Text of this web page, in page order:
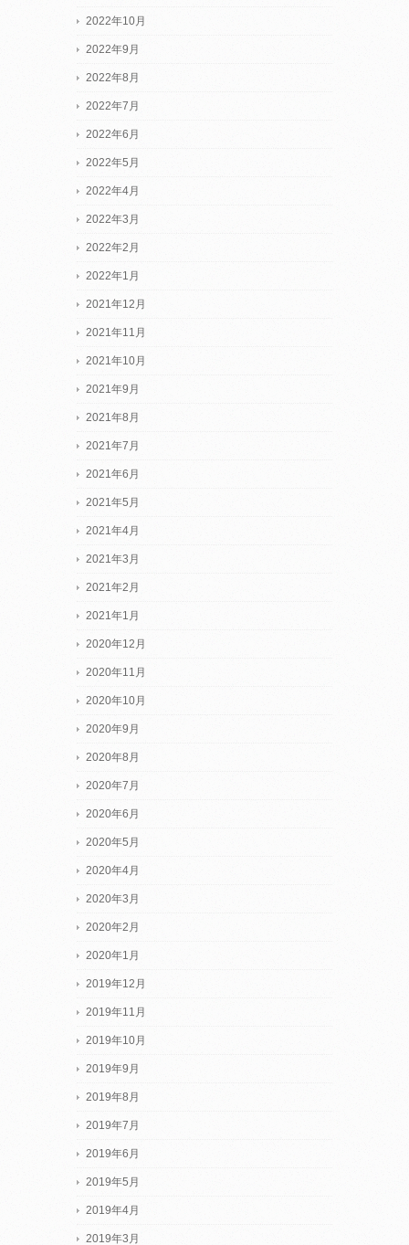
2022年10月
2022年9月
2022年8月
2022年7月
2022年6月
2022年5月
2022年4月
2022年3月
2022年2月
2022年1月
2021年12月
2021年11月
2021年10月
2021年9月
2021年8月
2021年7月
2021年6月
2021年5月
2021年4月
2021年3月
2021年2月
2021年1月
2020年12月
2020年11月
2020年10月
2020年9月
2020年8月
2020年7月
2020年6月
2020年5月
2020年4月
2020年3月
2020年2月
2020年1月
2019年12月
2019年11月
2019年10月
2019年9月
2019年8月
2019年7月
2019年6月
2019年5月
2019年4月
2019年3月